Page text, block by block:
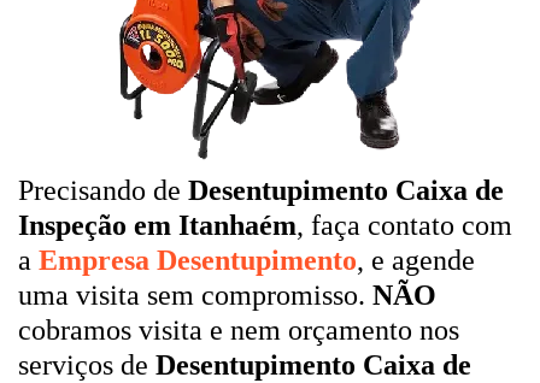
Precisando de Desentupimento Caixa de
Inspeção em Itanhaém, faça contato com
a Empresa Desentupimento, e agende
uma visita sem compromisso. NÃO
cobramos visita e nem orçamento nos
serviços de Desentupimento Caixa de